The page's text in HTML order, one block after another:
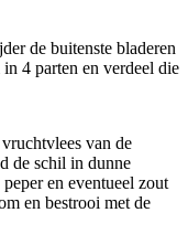
de buitenste bladeren
4 parten en verdeel die
van de
de schil in dunne
en eventueel zout
en bestrooi met de